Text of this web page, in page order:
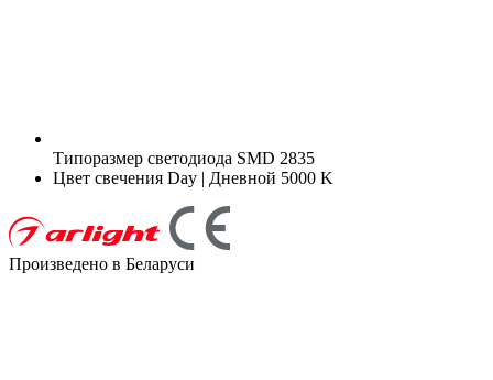
Типоразмер светодиода SMD 2835
Цвет свечения Day | Дневной 5000 K
Произведено в Беларуси